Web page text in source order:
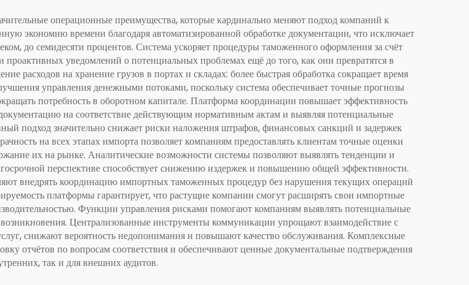
операционные преимущества, которые кардинально меняют подход компаний к
экономию времени благодаря автоматизированной обработке документации, что исключает
до семидесяти процентов. Система ускоряет процедуры таможенного оформления за счёт
уведомлений о потенциальных проблемах ещё до того, как они превратятся в
расходов на хранение грузов в портах и складах: более быстрая обработка сокращает время
управления денежными потоками, поскольку система обеспечивает точные прогнозы
потребность в оборотном капитале. Платформа координации повышает эффективность
на соответствие действующим нормативным актам и выявляя потенциальные
подход значительно снижает риски наложения штрафов, финансовых санкций и задержек
на всех этапах импорта позволяет компаниям предоставлять клиентам точные оценки
их на рынке. Аналитические возможности системы позволяют выявлять тенденции и
перспективе способствует снижению издержек и повышению общей эффективности.
внедрять координацию импортных таможенных процедур без нарушения текущих операций
платформы гарантирует, что растущие компании смогут расширять свои импортные
Функции управления рисками помогают компаниям выявлять потенциальные
Централизованные инструменты коммуникации упрощают взаимодействие с
снижают вероятность недопонимания и повышают качество обслуживания. Комплексные
отчётов по вопросам соответствия и обеспечивают ценные документальные подтверждения
так и для внешних аудитов.